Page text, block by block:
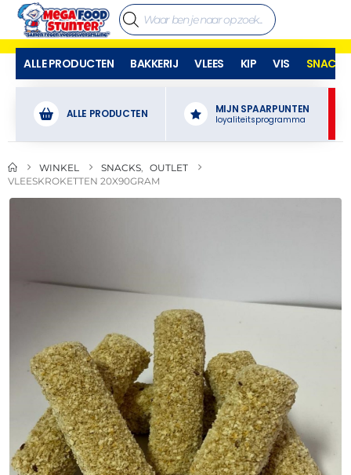
ALLE PRODUCTEN BAKKERIJ VLEES KIP VIS SNACKS
ALLE PRODUCTEN MIJN SPAARPUNTEN
loyaliteitsprogramma
WINKEL SNACKS
OUTLET
VLEESKROKETTEN 20X90GRAM